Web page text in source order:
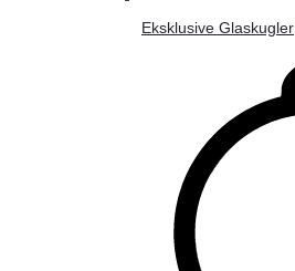
Eksklusive Glaskugler